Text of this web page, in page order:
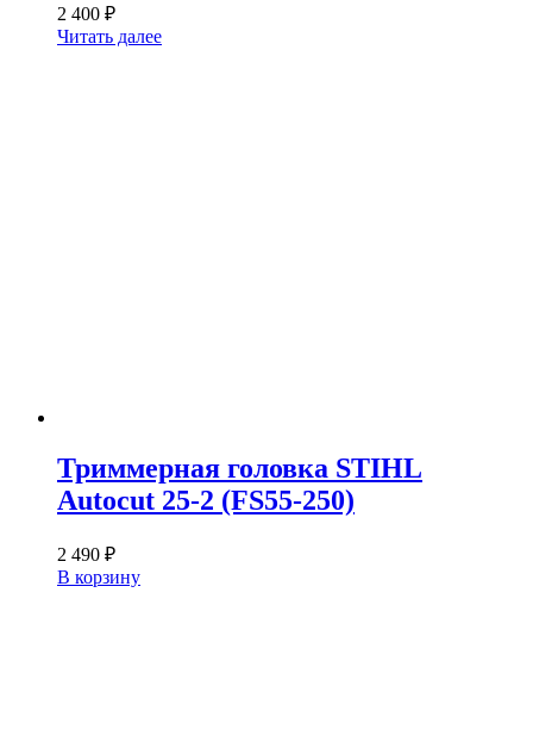
2 400 ₽
Читать далее
Триммерная головка STIHL
Autocut 25-2 (FS55-250)
2 490 ₽
В корзину